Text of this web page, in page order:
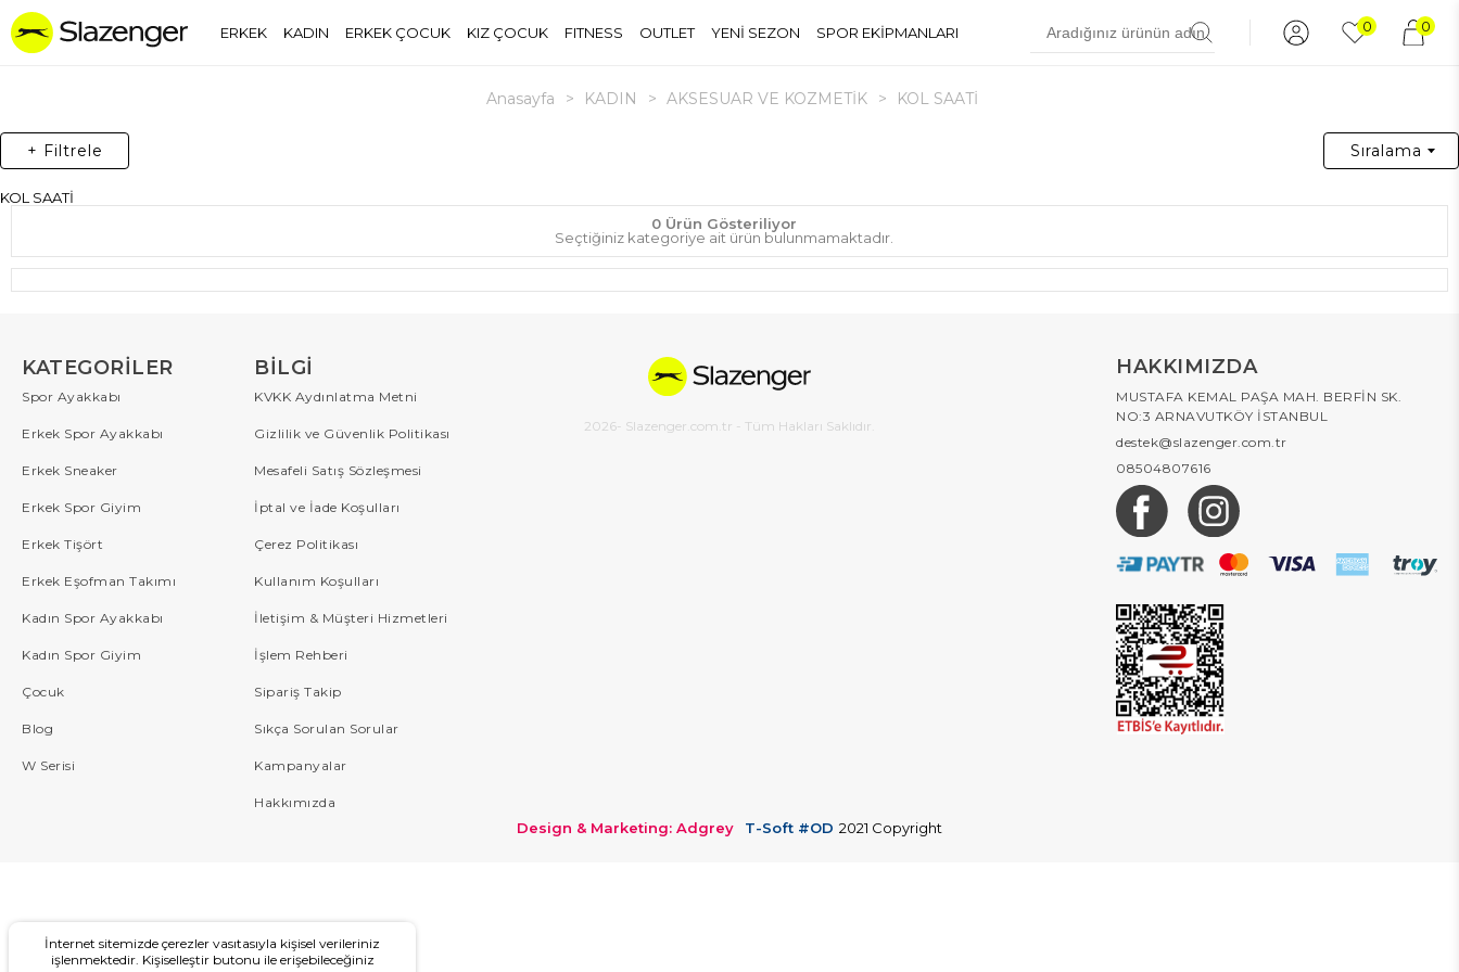
ERKEK KADIN ERKEK ÇOCUK KIZ ÇOCUK FITNESS OUTLET YENİ SEZON SPOR EKİPMANLARI 0 0
Anasayfa > KADIN > AKSESUAR VE KOZMETİK > KOL SAATİ
+ Filtrele Sıralama
KOL SAATİ
0 Ürün Gösteriliyor
Seçtiğiniz kategoriye ait ürün bulunmamaktadır.
KATEGORILER
Spor Ayakkabı
Erkek Spor Ayakkabı
Erkek Sneaker
Erkek Spor Giyim
Erkek Tişört
Erkek Eşofman Takımı
Kadın Spor Ayakkabı
Kadın Spor Giyim
Çocuk
Blog
W Serisi
BILGI
KVKK Aydınlatma Metni
Gizlilik ve Güvenlik Politikası
Mesafeli Satış Sözleşmesi
İptal ve İade Koşulları
Çerez Politikası
Kullanım Koşulları
İletişim & Müşteri Hizmetleri
İşlem Rehberi
Sipariş Takip
Sıkça Sorulan Sorular
Kampanyalar
Hakkımızda
2026- Slazenger.com.tr - Tüm Hakları Saklıdır.
HAKKIMIZDA
MUSTAFA KEMAL PAŞA MAH. BERFİN SK.
NO:3 ARNAVUTKÖY İSTANBUL
destek@slazenger.com.tr
08504807616
Design & Marketing: Adgrey T-Soft #OD 2021 Copyright
İnternet sitemizde çerezler vasıtasıyla kişisel verileriniz
işlenmektedir. Kişiselleştir butonu ile erişebileceğiniz